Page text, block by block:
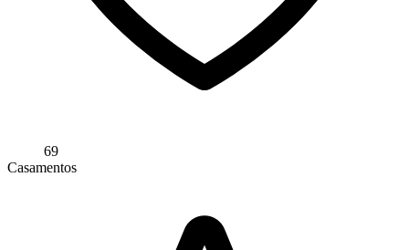
69
Casamentos